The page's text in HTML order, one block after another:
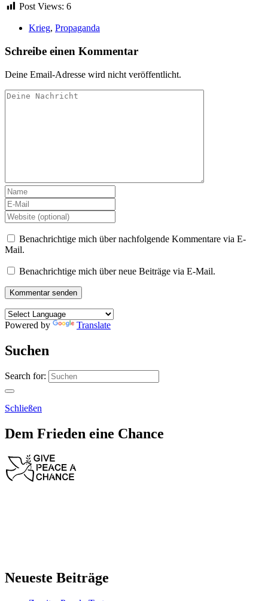
Post Views: 6
Krieg, Propaganda
Schreibe einen Kommentar
Deine Email-Adresse wird nicht veröffentlicht.
Benachrichtige mich über nachfolgende Kommentare via E-
Mail.
Benachrichtige mich über neue Beiträge via E-Mail.
Powered by Translate
Suchen
Search for:
Schließen
Dem Frieden eine Chance
Neueste Beiträge